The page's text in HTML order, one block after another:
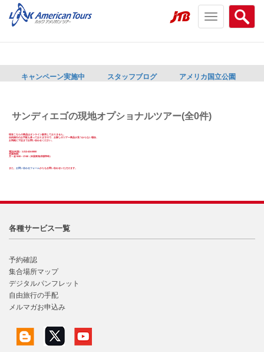
Search
menu
Toggle
navigation
キャンペーン実施中 スタッフブログ アメリカ国立公園
サンディエゴの現地オプショナルツアー(全0件)
現在こちらの商品はオンライン販売しておりません。
自由旅行のお手配も承っておりますので、お探しのツアー商品が見つからない場合、
お気軽に下記までお問い合わせください。
電話(米国)：1-212-424-0800
営業時間:
月～金 9:00～17:00（米国東海岸標準時）
また、 お問い合わせフォームからもお問い合わせいただけます。
各種サービス一覧
予約確認
集合場所マップ
デジタルパンフレット
自由旅行の手配
メルマガお申込み